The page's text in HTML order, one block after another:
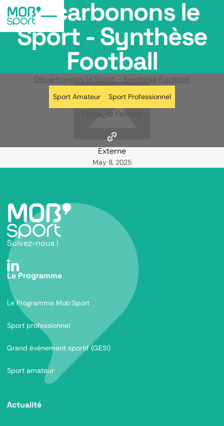
Décarbonons le
Sport - Synthèse
Football
Décarbonons le Sport - Synthèse Football
Sport Amateur Sport Professionnel
Partagez l’article
Externe
May 8, 2025
Suivez-nous !
Le Programme
Le Programme Mob’Sport
Sport professionnel
Grand événement sportif (GESI)
Sport amateur
Actualité